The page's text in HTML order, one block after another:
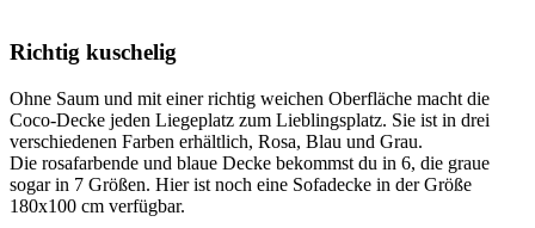
Richtig kuschelig
Ohne Saum und mit einer richtig weichen Oberfläche macht die
Coco-Decke jeden Liegeplatz zum Lieblingsplatz. Sie ist in drei
verschiedenen Farben erhältlich, Rosa, Blau und Grau.
Die rosafarbende und blaue Decke bekommst du in 6, die graue
sogar in 7 Größen. Hier ist noch eine Sofadecke in der Größe
180x100 cm verfügbar.